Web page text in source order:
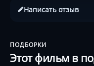
Написать отзыв
ПОДБОРКИ
Этот фильм в